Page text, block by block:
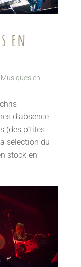
en
Musiques en
d’absence
(des p’tites
sélection du
stock en